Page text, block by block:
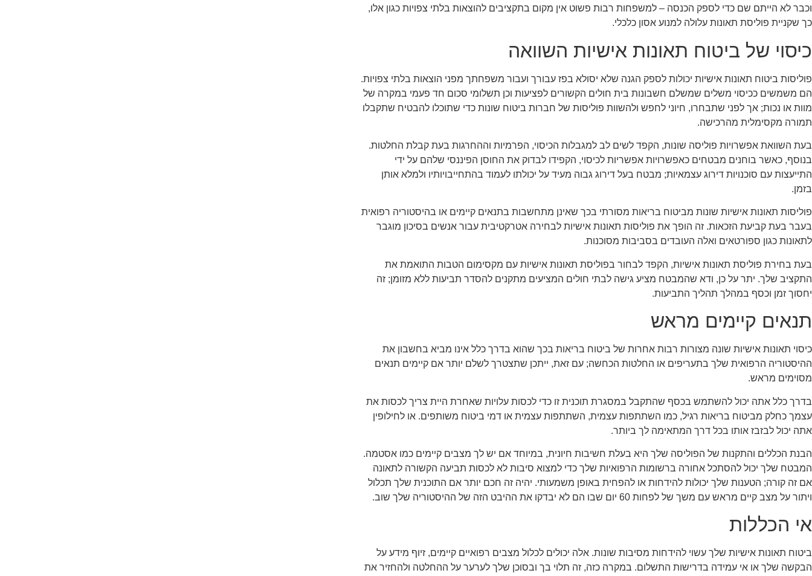
וכבר לא הייתם שם כדי לספק הכנסה – למשפחות רבות פשוט אין מקום בתקציבים להוצאות בלתי צפויות כגון אלו,
כך שקניית פוליסת תאונות עלולה למנוע אסון כלכלי.
כיסוי של ביטוח תאונות אישיות השוואה
פוליסות ביטוח תאונות אישיות יכולות לספק הגנה שלא יסולא בפז עבורך ועבור משפחתך מפני הוצאות בלתי צפויות.
הם משמשים ככיסוי משלים שמשלם חשבונות בית חולים הקשורים לפציעות וכן תשלומי סכום חד פעמי במקרה של
מוות או נכות; אך לפני שתבחרו, חיוני לחפש ולהשוות פוליסות של חברות ביטוח שונות כדי שתוכלו להבטיח שתקבלו
תמורה מקסימלית מהרכישה.
בעת השוואת אפשרויות פוליסה שונות, הקפד לשים לב למגבלות הכיסוי, הפרמיות וההחרגות בעת קבלת החלטות.
בנוסף, כאשר בוחנים מבטחים כאפשרויות אפשריות לכיסוי, הקפידו לבדוק את החוסן הפיננסי שלהם על ידי
התייעצות עם סוכנויות דירוג עצמאיות; מבטח בעל דירוג גבוה מעיד על יכולתו לעמוד בהתחייבויותיו ולמלא אותן
בזמן.
פוליסות תאונות אישיות שונות מביטוח בריאות מסורתי בכך שאינן מתחשבות בתנאים קיימים או בהיסטוריה רפואית
בעבר בעת קביעת הזכאות. זה הופך את פוליסות תאונות אישיות לבחירה אטרקטיבית עבור אנשים בסיכון מוגבר
לתאונות כגון ספורטאים ואלה העובדים בסביבות מסוכנות.
בעת בחירת פוליסת תאונות אישיות, הקפד לבחור בפוליסת תאונות אישיות עם מקסימום הטבות התואמת את
התקציב שלך. יתר על כן, ודא שהמבטח מציע גישה לבתי חולים המציעים מתקנים להסדר תביעות ללא מזומן; זה
יחסוך זמן וכסף במהלך תהליך התביעות.
תנאים קיימים מראש
כיסוי תאונות אישיות שונה מצורות רבות אחרות של ביטוח בריאות בכך שהוא בדרך כלל אינו מביא בחשבון את
ההיסטוריה הרפואית שלך בתעריפים או החלטות הכחשה; עם זאת, ייתכן שתצטרך לשלם יותר אם קיימים תנאים
מסוימים מראש.
בדרך כלל אתה יכול להשתמש בכסף שהתקבל במסגרת תוכנית זו כדי לכסות עלויות שאחרת היית צריך לכסות את
עצמך כחלק מביטוח בריאות רגיל, כמו השתתפות עצמית, השתתפות עצמית או דמי ביטוח משותפים. או לחילופין
אתה יכול לבזבז אותו בכל דרך המתאימה לך ביותר.
הבנת הכללים והתקנות של הפוליסה שלך היא בעלת חשיבות חיונית, במיוחד אם יש לך מצבים קיימים כמו אסטמה.
המבטח שלך יכול להסתכל אחורה ברשומות הרפואיות שלך כדי למצוא סיבות לא לכסות תביעה הקשורה לתאונה
אם זה קורה; הטענות שלך יכולות להידחות או להפחית באופן משמעותי. יהיה זה חכם יותר אם התוכנית שלך תכלול
ויתור על מצב קיים מראש עם משך של לפחות 60 יום שבו הם לא יבדקו את ההיבט הזה של ההיסטוריה שלך שוב.
אי הכללות
ביטוח תאונות אישיות שלך עשוי להידחות מסיבות שונות. אלה יכולים לכלול מצבים רפואיים קיימים, זיוף מידע על
הבקשה שלך או אי עמידה בדרישות התשלום. במקרה כזה, זה תלוי בך ובסוכן שלך לערער על ההחלטה ולהחזיר את